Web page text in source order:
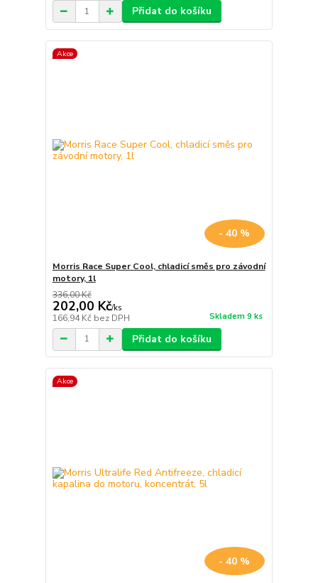
Přidat do košíku
Akce
- 40 %
Morris Race Super Cool, chladicí směs pro závodní
motory, 1l
336,00 Kč
202,00 Kč/ks
166,94 Kč bez DPH Skladem 9 ks
Přidat do košíku
Akce
- 40 %